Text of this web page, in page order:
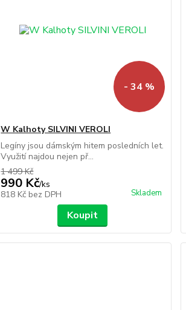
- 34 %
W Kalhoty SILVINI VEROLI
Legíny jsou dámským hitem posledních let.
Využití najdou nejen př...
1 499 Kč
990 Kč/ks
818 Kč bez DPH Skladem
Koupit